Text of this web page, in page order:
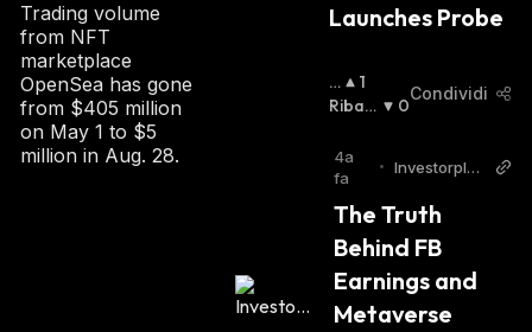
Trading volume
from NFT
marketplace
OpenSea has gone
from $405 million
on May 1 to $5
million in Aug. 28.
Launches Probe
R
I
Lz
Is
1
Ribas
0
Condividi
4a
fa
•
Investorplac
The Truth
Behind FB
Earnings and
Metaverse